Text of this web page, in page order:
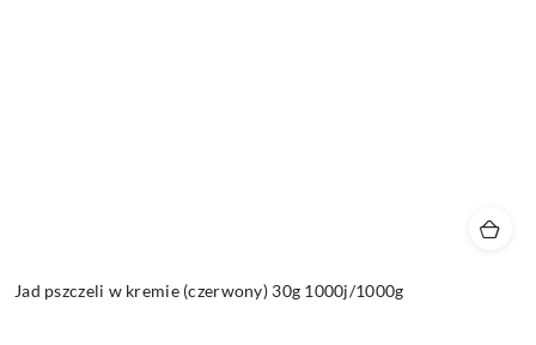
Jad pszczeli w kremie (czerwony) 30g 1000j/1000g